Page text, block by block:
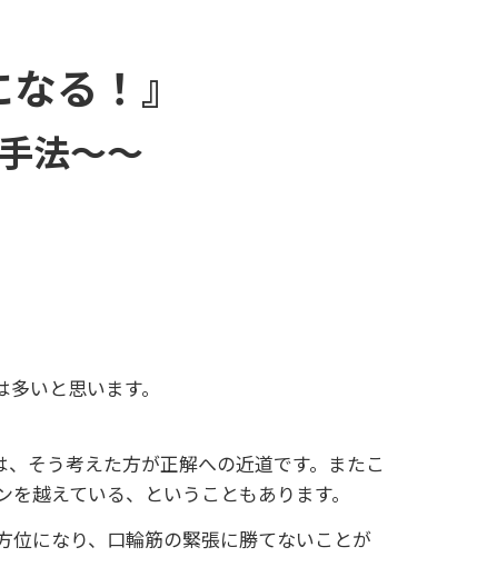
る！』
法～～
いと思います。
そう考えた方が正解への近道です。またこ
越えている、ということもあります。
になり、口輪筋の緊張に勝てないことが